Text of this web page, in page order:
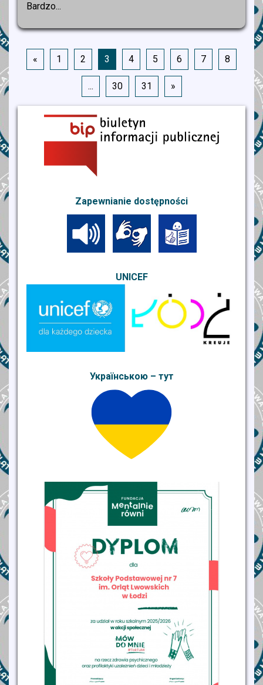
Zapewnianie dostępności
UNICEF
Українською – тут
Bardzo...
« 1 2 3 4 5 6 7 8
... 30 31 »